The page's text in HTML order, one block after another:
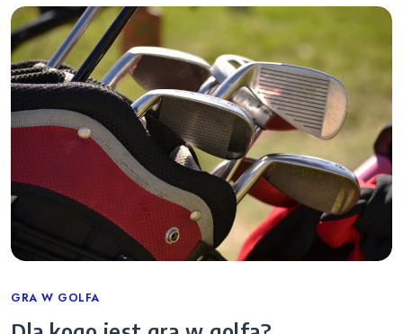
Categories
GRA W GOLFA